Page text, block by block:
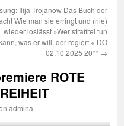
Ilija Trojanow Das Buch der
Wie man sie erringt und (nie)
wieder loslässt »Wer straffrei tun
was er will, der regiert.« DO
02.10.2025 20°° →
ROTE
admina